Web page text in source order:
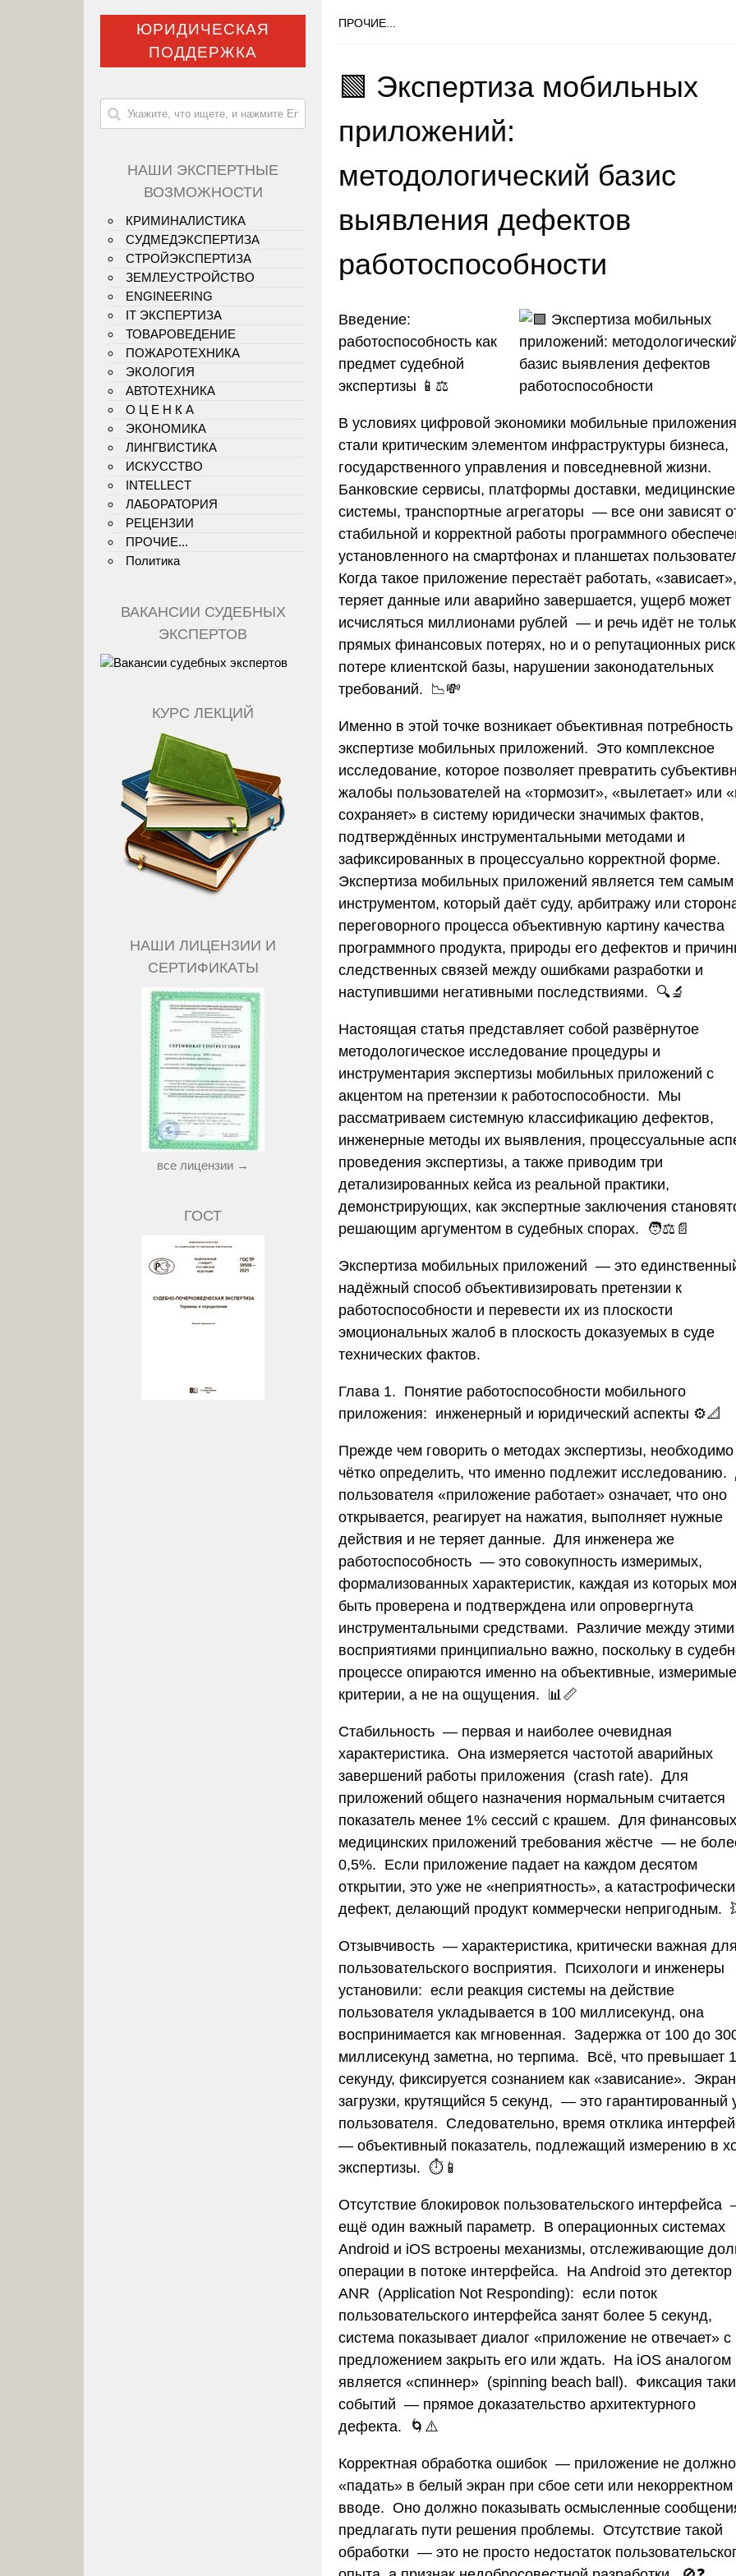
ПРОЧИЕ...
🟩 Экспертиза мобильных
приложений:
методологический базис
выявления дефектов
работоспособности
Введение:
работоспособность как
предмет судебной
экспертизы 📱⚖️
В условиях цифровой экономики мобильные приложения
стали критическим элементом инфраструктуры бизнеса,
государственного управления и повседневной жизни.
Банковские сервисы, платформы доставки, медицинские
системы, транспортные агрегаторы — все они зависят
стабильной и корректной работы программного
установленного на смартфонах и планшетах
Когда такое приложение перестаёт работать, «зависает»,
теряет данные или аварийно завершается, ущерб может
исчисляться миллионами рублей — и речь идёт не
прямых финансовых потерях, но и о репутационных
потере клиентской базы, нарушении законодательных
требований. 📉💸
Именно в этой точке возникает объективная потребность
экспертизе мобильных приложений. Это комплексное
исследование, которое позволяет превратить
жалобы пользователей на «тормозит», «вылетает» или
сохраняет» в систему юридически значимых фактов,
подтверждённых инструментальными методами и
зафиксированных в процессуально корректной форме.
Экспертиза мобильных приложений является тем самым
инструментом, который даёт суду, арбитражу или
переговорного процесса объективную картину качества
программного продукта, природы его дефектов и
следственных связей между ошибками разработки и
наступившими негативными последствиями. 🔍🔬
Настоящая статья представляет собой развёрнутое
методологическое исследование процедуры и
инструментария экспертизы мобильных приложений с
акцентом на претензии к работоспособности. Мы
рассматриваем системную классификацию дефектов,
инженерные методы их выявления, процессуальные
проведения экспертизы, а также приводим три
детализированных кейса из реальной практики,
демонстрирующих, как экспертные заключения
решающим аргументом в судебных спорах. 🧑⚖️📄
Экспертиза мобильных приложений — это
надёжный способ объективизировать претензии к
работоспособности и перевести их из плоскости
эмоциональных жалоб в плоскость доказуемых в суде
технических фактов.
Глава 1. Понятие работоспособности мобильного
приложения: инженерный и юридический аспекты ⚙️📐
Прежде чем говорить о методах экспертизы, необходимо
чётко определить, что именно подлежит исследованию.
пользователя «приложение работает» означает, что оно
открывается, реагирует на нажатия, выполняет нужные
действия и не теряет данные. Для инженера же
работоспособность — это совокупность измеримых,
формализованных характеристик, каждая из которых
быть проверена и подтверждена или опровергнута
инструментальными средствами. Различие между этими
восприятиями принципиально важно, поскольку в
процессе опираются именно на объективные, измеримые
критерии, а не на ощущения. 📊📏
Стабильность — первая и наиболее очевидная
характеристика. Она измеряется частотой аварийных
завершений работы приложения (crash rate). Для
приложений общего назначения нормальным считается
показатель менее 1% сессий с крашем. Для
медицинских приложений требования жёстче — не
0,5%. Если приложение падает на каждом десятом
открытии, это уже не «неприятность», а
дефект, делающий продукт коммерчески непригодным.
Отзывчивость — характеристика, критически важная для
пользовательского восприятия. Психологи и инженеры
установили: если реакция системы на действие
пользователя укладывается в 100 миллисекунд, она
воспринимается как мгновенная. Задержка от 100 до
миллисекунд заметна, но терпима. Всё, что превышает 1
секунду, фиксируется сознанием как «зависание». Экран
загрузки, крутящийся 5 секунд, — это гарантированный
пользователя. Следовательно, время отклика
— объективный показатель, подлежащий измерению в
экспертизы. ⏱️📱
Отсутствие блокировок пользовательского интерфейса
ещё один важный параметр. В операционных системах
Android и iOS встроены механизмы, отслеживающие
операции в потоке интерфейса. На Android это детектор
ANR (Application Not Responding): если поток
пользовательского интерфейса занят более 5 секунд,
система показывает диалог «приложение не отвечает» с
предложением закрыть его или ждать. На iOS аналогом
является «спиннер» (spinning beach ball). Фиксация
событий — прямое доказательство архитектурного
дефекта. 🌀⚠️
Корректная обработка ошибок — приложение не должно
«падать» в белый экран при сбое сети или некорректном
вводе. Оно должно показывать осмысленные
предлагать пути решения проблемы. Отсутствие такой
обработки — это не просто недостаток
ЮРИДИЧЕСКАЯ
ПОДДЕРЖКА
НАШИ ЭКСПЕРТНЫЕ
ВОЗМОЖНОСТИ
КРИМИНАЛИСТИКА
СУДМЕДЭКСПЕРТИЗА
СТРОЙЭКСПЕРТИЗА
ЗЕМЛЕУСТРОЙСТВО
ENGINEERING
IT ЭКСПЕРТИЗА
ТОВАРОВЕДЕНИЕ
ПОЖАРОТЕХНИКА
ЭКОЛОГИЯ
АВТОТЕХНИКА
О Ц Е Н К А
ЭКОНОМИКА
ЛИНГВИСТИКА
ИСКУССТВО
INTELLECT
ЛАБОРАТОРИЯ
РЕЦЕНЗИИ
ПРОЧИЕ...
Политика
ВАКАНСИИ СУДЕБНЫХ
ЭКСПЕРТОВ
КУРС ЛЕКЦИЙ
НАШИ ЛИЦЕНЗИИ И
СЕРТИФИКАТЫ
все лицензии →
ГОСТ